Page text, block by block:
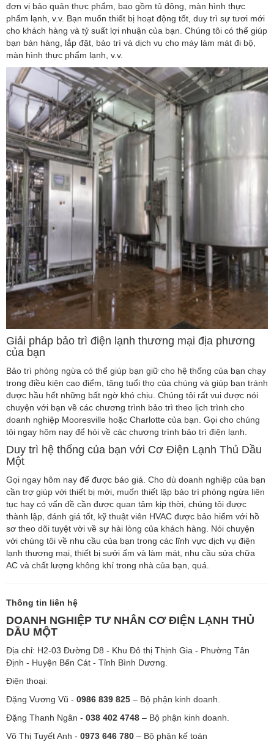
đơn vị bảo quản thực phẩm, bao gồm tủ đông, màn hình thực
phẩm lạnh, v.v. Bạn muốn thiết bị hoạt động tốt, duy trì sự tươi mới
cho khách hàng và tỷ suất lợi nhuận của bạn. Chúng tôi có thể giúp
bạn bán hàng, lắp đặt, bảo trì và dịch vụ cho máy làm mát đi bộ,
màn hình thực phẩm lạnh, v.v.
Giải pháp bảo trì điện lạnh thương mại địa phương
của bạn
Bảo trì phòng ngừa có thể giúp bạn giữ cho hệ thống của bạn chạy
trong điều kiện cao điểm, tăng tuổi thọ của chúng và giúp bạn tránh
được hầu hết những bất ngờ khó chịu. Chúng tôi rất vui được nói
chuyện với bạn về các chương trình bảo trì theo lịch trình cho
doanh nghiệp Mooresville hoặc Charlotte của bạn. Gọi cho chúng
tôi ngay hôm nay để hỏi về các chương trình bảo trì điện lạnh.
Duy trì hệ thống của bạn với Cơ Điện Lạnh Thủ Dầu
Một
Gọi ngay hôm nay để được báo giá. Cho dù doanh nghiệp của bạn
cần trợ giúp với thiết bị mới, muốn thiết lập bảo trì phòng ngừa liên
tục hay có vấn đề cần được quan tâm kịp thời, chúng tôi được
thành lập, đánh giá tốt, kỹ thuật viên HVAC được bảo hiểm với hồ
sơ theo dõi tuyệt vời về sự hài lòng của khách hàng. Nói chuyện
với chúng tôi về nhu cầu của bạn trong các lĩnh vực dịch vụ điện
lạnh thương mại, thiết bị sưởi ấm và làm mát, nhu cầu sửa chữa
AC và chất lượng không khí trong nhà của bạn, quá.
Thông tin liên hệ
DOANH NGHIỆP TƯ NHÂN CƠ ĐIỆN LẠNH THỦ
DẦU MỘT
Địa chỉ: H2-03 Đường D8 - Khu Đô thị Thịnh Gia - Phường Tân
Định - Huyện Bến Cát - Tỉnh Bình Dương.
Điện thoại:
Đặng Vương Vũ - 0986 839 825 – Bộ phận kinh doanh.
Đặng Thanh Ngân - 038 402 4748 – Bộ phận kinh doanh.
Võ Thị Tuyết Anh - 0973 646 780 – Bộ phận kế toán